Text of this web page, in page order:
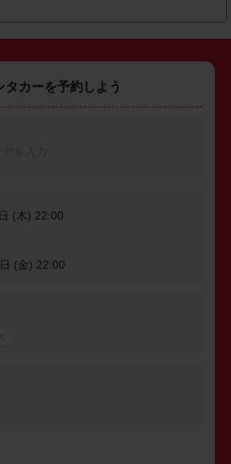
タカーを予約しよう
(木) 22:00
(金) 22:00